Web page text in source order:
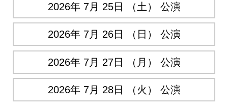
2026年 7月 25日 （土） 公演
2026年 7月 26日 （日） 公演
2026年 7月 27日 （月） 公演
2026年 7月 28日 （火） 公演